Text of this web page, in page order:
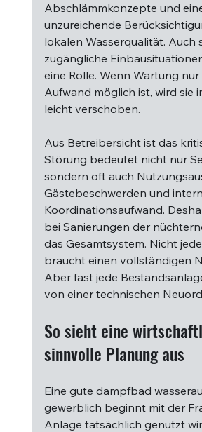
Abschlämmkonzepte und
unzureichende
lokalen Wasserqualität. Auch
zugängliche
eine Rolle. Wenn Wartung
Aufwand möglich ist, wird sie
leicht verschoben.
Aus Betreibersicht ist das
Störung bedeutet nicht nur
sondern oft auch
Gästebeschwerden und
Koordinationsaufwand.
bei Sanierungen der
das Gesamtsystem. Nicht
braucht einen vollständigen
Aber fast jede
von einer technischen
So sieht eine
sinnvolle Planung aus
Eine gute dampfbad
gewerblich beginnt mit der
Anlage tatsächlich genutzt